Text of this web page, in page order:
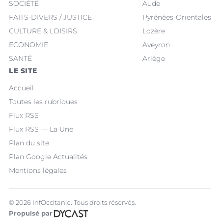
SOCIÉTÉ
FAITS-DIVERS / JUSTICE
CULTURE & LOISIRS
ECONOMIE
SANTÉ
Aude
Pyrénées-Orientales
Lozère
Aveyron
Ariège
LE SITE
Accueil
Toutes les rubriques
Flux RSS
Flux RSS — La Une
Plan du site
Plan Google Actualités
Mentions légales
© 2026 InfOccitanie. Tous droits réservés.
Propulsé par